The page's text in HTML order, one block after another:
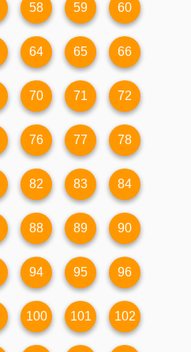
58 59 60
64 65 66
70 71 72
76 77 78
82 83 84
88 89 90
94 95 96
100 101 102